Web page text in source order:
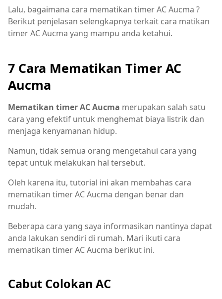
Lalu, bagaimana cara mematikan timer AC Aucma ?
Berikut penjelasan selengkapnya terkait cara matikan
timer AC Aucma yang mampu anda ketahui.
7 Cara Mematikan Timer AC
Aucma
Mematikan timer AC Aucma merupakan salah satu
cara yang efektif untuk menghemat biaya listrik dan
menjaga kenyamanan hidup.
Namun, tidak semua orang mengetahui cara yang
tepat untuk melakukan hal tersebut.
Oleh karena itu, tutorial ini akan membahas cara
mematikan timer AC Aucma dengan benar dan
mudah.
Beberapa cara yang saya informasikan nantinya dapat
anda lakukan sendiri di rumah. Mari ikuti cara
mematikan timer AC Aucma berikut ini.
Cabut Colokan AC